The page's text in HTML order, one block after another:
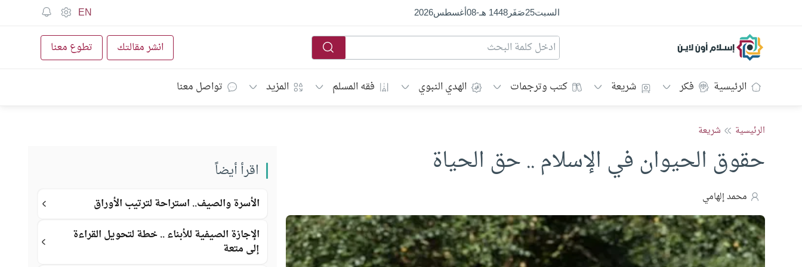
السبت25صَفَر1448 هـ -
08أغسطس2026
EN
إسلام أون لاين انشر مقالتك تطوع معنا
الرئيسية فكر شريعة كتب وترجمات الهدي النبوي فقه المسلم المزيد تواصل معنا
الرئيسية شريعة
حقوق الحيوان في الإسلام .. حق الحياة
محمد إلهامي
اقرأ أيضاً
الأسرة والصيف.. استراحة لترتيب الأوراق
الإجازة الصيفية للأبناء .. خطة لتحويل القراءة
إلى متعة